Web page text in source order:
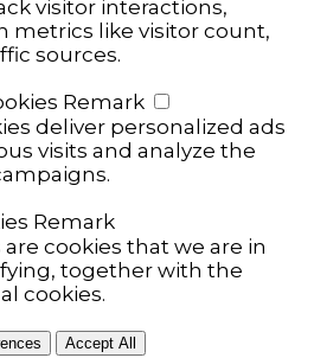
visitor interactions,
metrics like visitor count,
sources.
Remark
deliver personalized ads
visits and analyze the
Remark
cookies that we are in
together with the
cookies.
Accept All